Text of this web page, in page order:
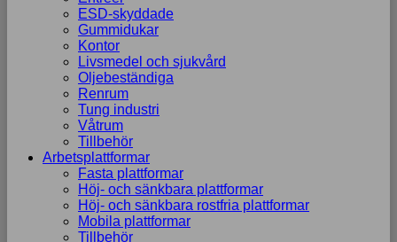
ESD-skyddade
Gummidukar
Kontor
Livsmedel och sjukvård
Oljebeständiga
Renrum
Tung industri
Våtrum
Tillbehör
Arbetsplattformar
Fasta plattformar
Höj- och sänkbara plattformar
Höj- och sänkbara rostfria plattformar
Mobila plattformar
Tillbehör